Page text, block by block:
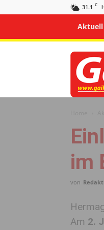
31.1 C
Aktuell
Gailtal
Journal
im
von
Am 2.